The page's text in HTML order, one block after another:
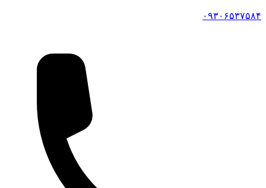
۰۹۳۰۶۵۳۷۵۸۴